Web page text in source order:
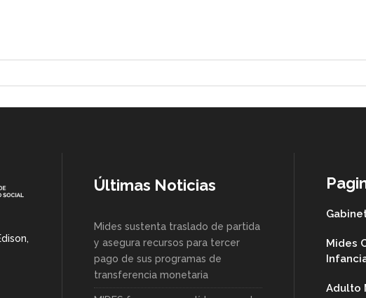
Últimas Noticias
Mides sustenta traslado de partida
y asegura recursos para tercer
pago de sus programas de
transferencia monetaria
Mides
Adulto